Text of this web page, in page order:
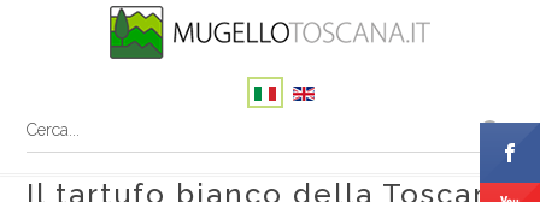
Il tartufo bianco della Toscana